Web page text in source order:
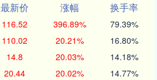
最新价 涨幅
换手率
116.52 396.89% 79.39%
110.02 20.21% 16.80%
14.8 20.03% 14.18%
20.44 20.02% 14.77%